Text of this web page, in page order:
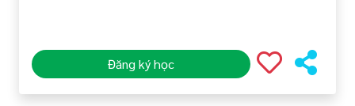
Đăng ký học